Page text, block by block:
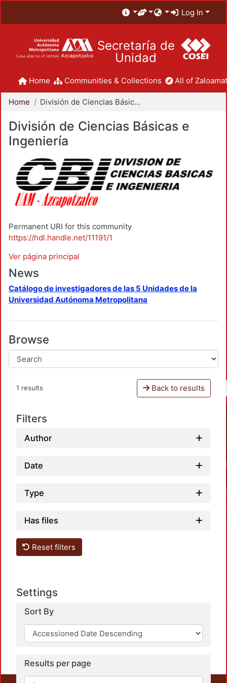
Log In
Secretaría de
Unidad
Home Communities & Collections All of
Home División de Ciencias Básicas e Ingeniería
División de Ciencias Básicas e
Ingeniería
Permanent URI for this community
https://hdl.handle.net/11191/1
Ver página principal
News
Catálogo de investigadores de las 5 Unidades de la
Universidad Autónoma Metropolitana
Browse
1 results Back to results
Filters
Author
Date
Type
Has files
Reset filters
Settings
Sort By
Results per page